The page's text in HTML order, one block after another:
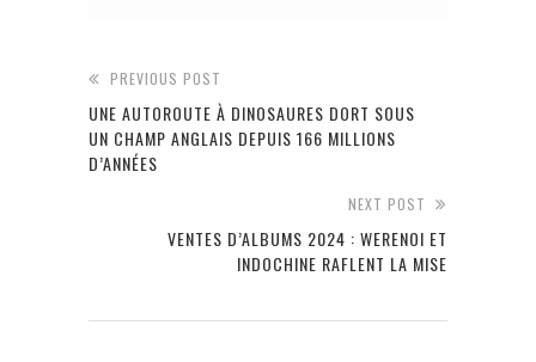
PREVIOUS POST
UNE AUTOROUTE À DINOSAURES DORT SOUS
UN CHAMP ANGLAIS DEPUIS 166 MILLIONS
D’ANNÉES
NEXT POST
VENTES D’ALBUMS 2024 : WERENOI ET
INDOCHINE RAFLENT LA MISE